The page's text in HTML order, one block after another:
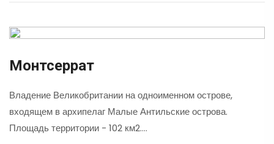
Монтсеррат
Владение Великобритании на одноименном острове,
входящем в архипелаг Малые Антильские острова.
Площадь территории - 102 км2.…